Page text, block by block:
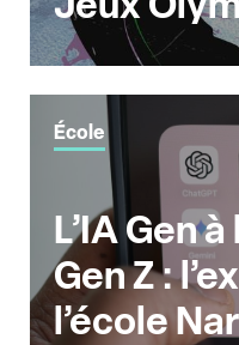
École
L’IA Gen
Gen Z :
l’école